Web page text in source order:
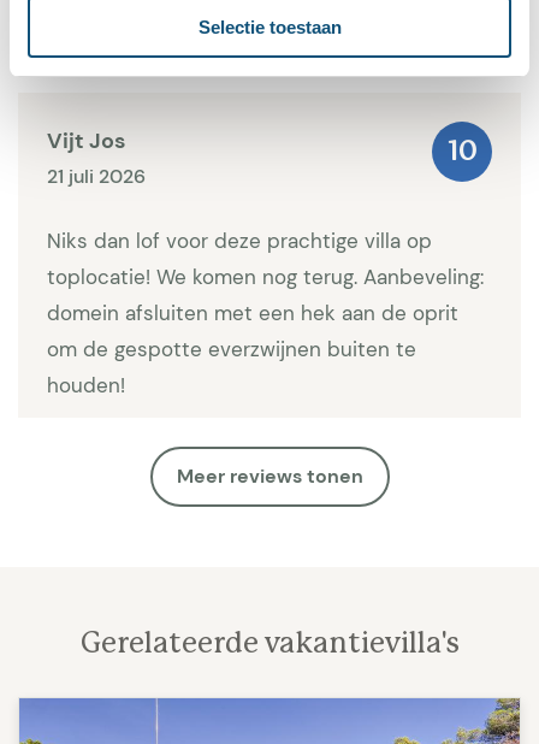
Selectie toestaan
Vijt Jos
21 juli 2026
10
Niks dan lof voor deze prachtige villa op
toplocatie! We komen nog terug. Aanbeveling:
domein afsluiten met een hek aan de oprit
om de gespotte everzwijnen buiten te
houden!
Meer reviews tonen
Gerelateerde vakantievilla's